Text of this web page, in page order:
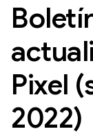
Pixel
2022)